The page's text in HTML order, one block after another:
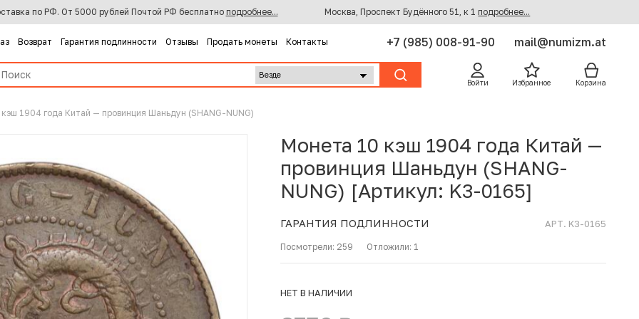
по РФ. От 5000 рублей Почтой РФ бесплатно подробнее... Москва, Проспект Будённого 51, к 1 подробнее...
Возврат Гарантия подлинности Отзывы Продать монеты Контакты +7 (985) 008-91-90 mail@numizm.at
Войти Избранное Корзина
кэш 1904 года Китай — провинция Шаньдун (SHANG-NUNG)
Монета 10 кэш 1904 года Китай —
провинция Шаньдун (SHANG-
NUNG) [Артикул: K3-0165]
ГАРАНТИЯ ПОДЛИННОСТИ АРТ. K3-0165
Посмотрели: 259 Отложили: 1
НЕТ В НАЛИЧИИ